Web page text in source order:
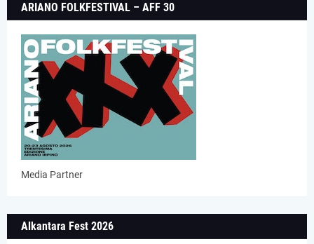
ARIANO FOLKFESTIVAL – AFF 30
Media Partner
Alkantara Fest 2026